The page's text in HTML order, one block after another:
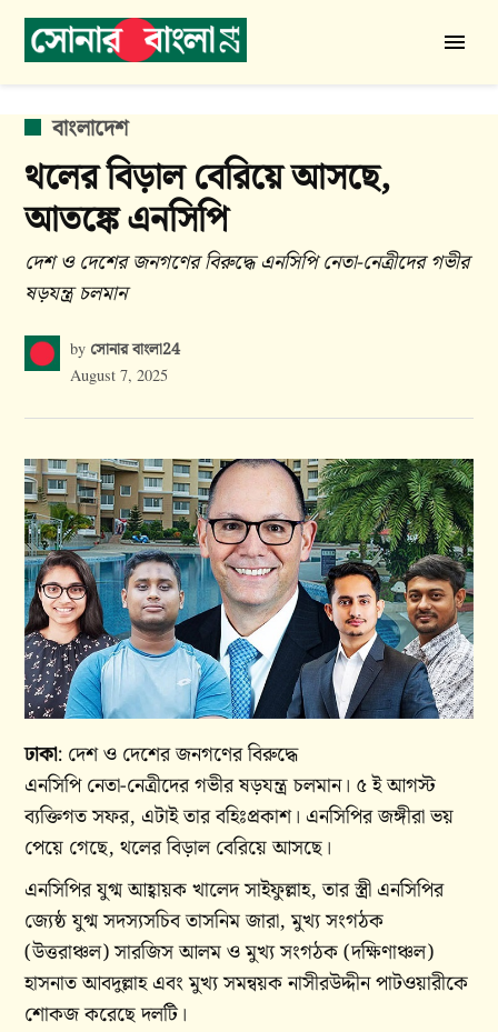
Skip
বাংলা
24
POSTED
বাংলাদেশ
থলের বিড়াল বেরিয়ে আসছে,
আতঙ্কে এনসিপি
দেশ ও দেশের জনগণের বিরুদ্ধে এনসিপি নেতা-নেত্রীদের গভীর
ষড়যন্ত্র চলমান
by সোনার বাংলা24
August 7, 2025
ঢাকা: দেশ ও দেশের জনগণের বিরুদ্ধে
এনসিপি নেতা-নেত্রীদের গভীর ষড়যন্ত্র চলমান। ৫ ই আগস্ট
ব্যক্তিগত সফর, এটাই তার বহিঃপ্রকাশ। এনসিপির জঙ্গীরা ভয়
পেয়ে গেছে, থলের বিড়াল বেরিয়ে আসছে।
এনসিপির যুগ্ম আহ্বায়ক খালেদ সাইফুল্লাহ, তার স্ত্রী এনসিপির
জ্যেষ্ঠ যুগ্ম সদস্যসচিব তাসনিম জারা, মুখ্য সংগঠক
(উত্তরাঞ্চল) সারজিস আলম ও মুখ্য সংগঠক (দক্ষিণাঞ্চল)
হাসনাত আবদুল্লাহ এবং মুখ্য সমন্বয়ক নাসীরউদ্দীন পাটওয়ারীকে
শোকজ করেছে দলটি।